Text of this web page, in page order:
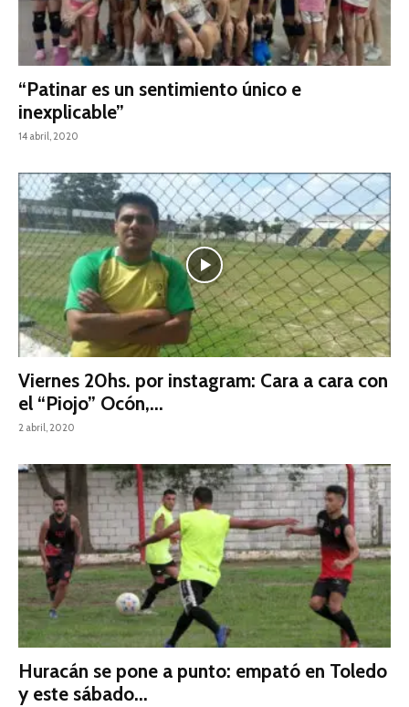
“Patinar es un sentimiento único e
inexplicable”
14 abril, 2020
Viernes 20hs. por instagram: Cara a cara con
el “Piojo” Ocón,...
2 abril, 2020
Huracán se pone a punto: empató en Toledo
y este sábado...